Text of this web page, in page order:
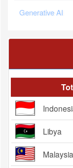
Generative AI
Libya
Malaysia